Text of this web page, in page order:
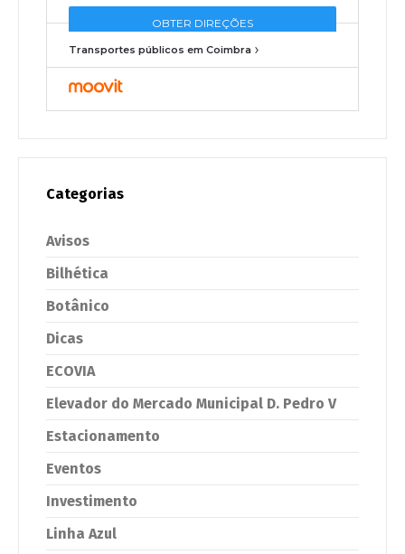
Transportes públicos em Coimbra
Categorias
Avisos
Bilhética
Botânico
Dicas
ECOVIA
Elevador do Mercado Municipal D. Pedro V
Estacionamento
Eventos
Investimento
Linha Azul